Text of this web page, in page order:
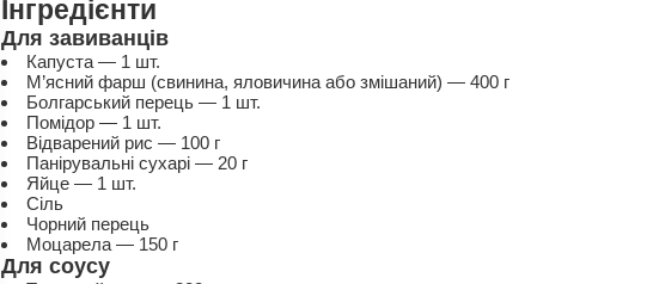
Інгредієнти
Для завиванців
Капуста — 1 шт.
М’ясний фарш (свинина, яловичина або змішаний) — 400 г
Болгарський перець — 1 шт.
Помідор — 1 шт.
Відварений рис — 100 г
Панірувальні сухарі — 20 г
Яйце — 1 шт.
Сіль
Чорний перець
Моцарела — 150 г
Для соусу